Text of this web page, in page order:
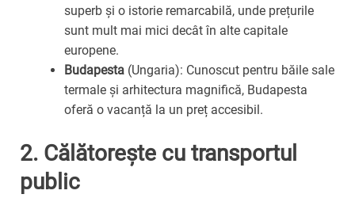
superb și o istorie remarcabilă, unde prețurile
sunt mult mai mici decât în alte capitale
europene.
Budapesta (Ungaria): Cunoscut pentru băile sale
termale și arhitectura magnifică, Budapesta
oferă o vacanță la un preț accesibil.
2. Călătorește cu transportul
public